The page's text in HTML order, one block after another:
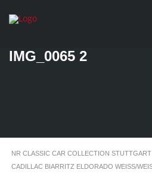
IMG_0065 2
NR CLASSIC CAR COLLECTION STUTTGART
CADILLAC BIARRITZ ELDORADO WEISS/WEISS